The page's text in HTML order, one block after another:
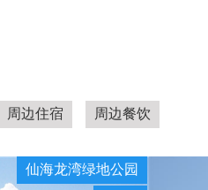
周边住宿 周边餐饮
仙海龙湾绿地公园